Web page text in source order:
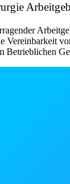
Vereinbarkeit
Betrieblichen